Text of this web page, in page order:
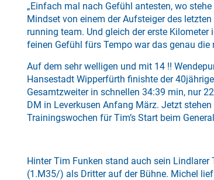
„Einfach mal nach Gefühl antesten, wo
Mindset von einem der Aufsteiger des
running team. Und gleich der erste
feinen Gefühl fürs Tempo war das genau die
Auf dem sehr welligen und mit 14 !!
Hansestadt Wipperfürth finishte der
Gesamtzweiter in schnellen 34:39 min, nur
DM in Leverkusen Anfang März. Jetzt
Trainingswochen für Tim’s Start beim
Hinter Tim Funken stand auch sein
(1.M35/) als Dritter auf der Bühne. Michel